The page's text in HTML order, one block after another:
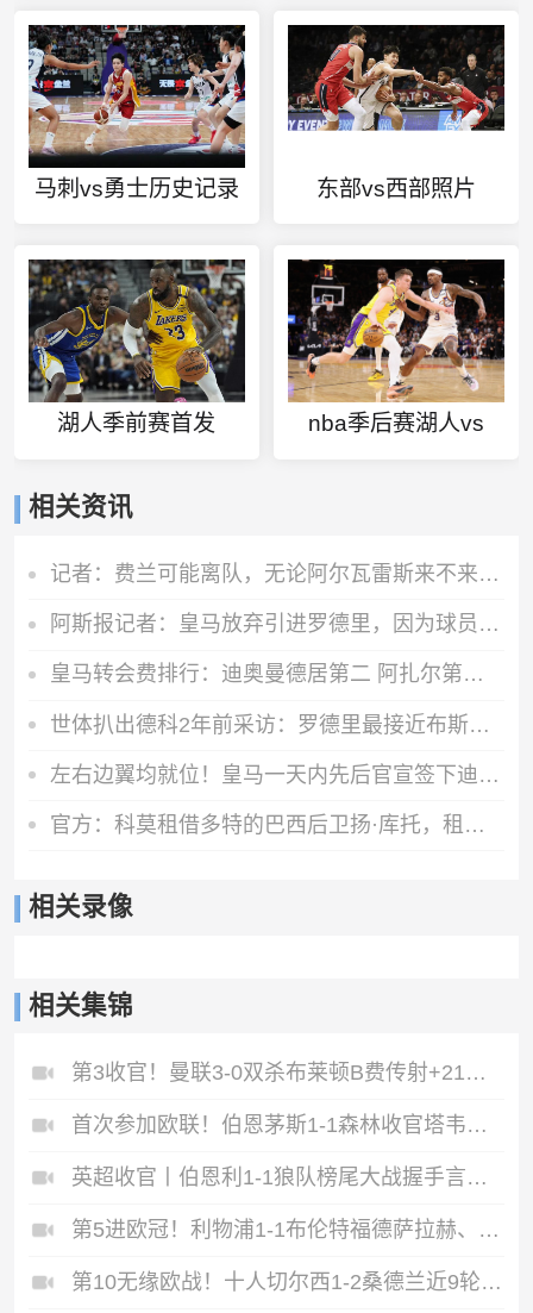
马刺vs勇士历史记录 东部vs西部照片
湖人季前赛首发 nba季后赛湖人vs
相关资讯
记者：费兰可能离队，无论阿尔瓦雷斯来不来巴萨都会签一名前锋
阿斯报记者：皇马放弃引进罗德里，因为球员本人已经明确拒绝加盟
皇马转会费排行：迪奥曼德居第二 阿扎尔第三 C罗第五 齐达内第七
世体扒出德科2年前采访：罗德里最接近布斯克茨，但曼城不会卖他
左右边翼均就位！皇马一天内先后官宣签下迪奥曼德、续约维尼修斯
官方：科莫租借多特的巴西后卫扬·库托，租期一个赛季
相关录像
相关集锦
第3收官！曼联3-0双杀布莱顿B费传射+21助破纪录独享英超助攻王
首次参加欧联！伯恩茅斯1-1森林收官塔韦尼耶救主怀特远射破门
英超收官丨伯恩利1-1狼队榜尾大战握手言和两队双双降入英冠
第5进欧冠！利物浦1-1布伦特福德萨拉赫、罗伯逊结束9年红军生涯
第10无缘欧战！十人切尔西1-2桑德兰近9轮仅1胜桑德兰第7进欧战